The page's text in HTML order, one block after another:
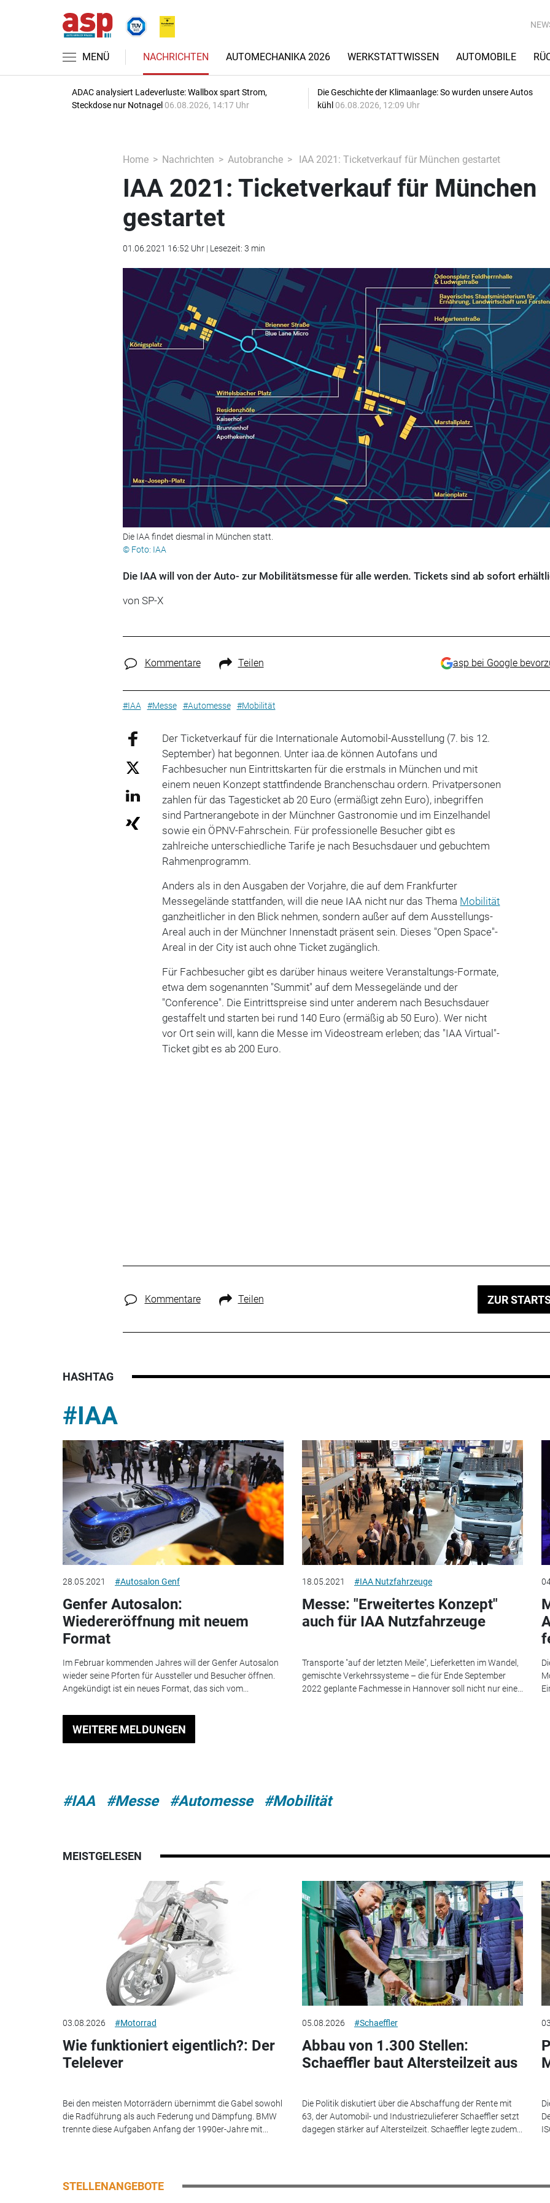
MENÜ NACHRICHTEN AUTOMECHANIKA 2026 WERKSTATTWISSEN AUTOMOBILE
ADAC analysiert Ladeverluste: Wallbox spart Strom,
Steckdose nur Notnagel 06.08.2026, 14:17 Uhr
Die Geschichte der Klimaanlage: So wurden unsere Autos
kühl 06.08.2026, 12:09 Uhr
Home Nachrichten Autobranche IAA 2021: Ticketverkauf für München gestartet
IAA 2021: Ticketverkauf für München
gestartet
01.06.2021 16:52 Uhr | Lesezeit: 3 min
Die IAA findet diesmal in München statt.
© Foto: IAA
Die IAA will von der Auto- zur Mobilitätsmesse für alle werden. Tickets sind ab sofort
von SP-X
Kommentare Teilen asp bei Google
#IAA #Messe #Automesse #Mobilität
Der Ticketverkauf für die Internationale Automobil-Ausstellung (7. bis 12.
September) hat begonnen. Unter iaa.de können Autofans und
Fachbesucher nun Eintrittskarten für die erstmals in München und mit
einem neuen Konzept stattfindende Branchenschau ordern. Privatpersonen
zahlen für das Tagesticket ab 20 Euro (ermäßigt zehn Euro), inbegriffen
sind Partnerangebote in der Münchner Gastronomie und im Einzelhandel
sowie ein ÖPNV-Fahrschein. Für professionelle Besucher gibt es
zahlreiche unterschiedliche Tarife je nach Besuchsdauer und gebuchtem
Rahmenprogramm.
Anders als in den Ausgaben der Vorjahre, die auf dem Frankfurter
Messegelände stattfanden, will die neue IAA nicht nur das Thema Mobilität
ganzheitlicher in den Blick nehmen, sondern außer auf dem Ausstellungs-
Areal auch in der Münchner Innenstadt präsent sein. Dieses "Open Space"-
Areal in der City ist auch ohne Ticket zugänglich.
Für Fachbesucher gibt es darüber hinaus weitere Veranstaltungs-Formate,
etwa dem sogenannten "Summit" auf dem Messegelände und der
"Conference". Die Eintrittspreise sind unter anderem nach Besuchsdauer
gestaffelt und starten bei rund 140 Euro (ermäßig ab 50 Euro). Wer nicht
vor Ort sein will, kann die Messe im Videostream erleben; das "IAA Virtual"-
Ticket gibt es ab 200 Euro.
Kommentare Teilen ZUR
HASHTAG
#IAA
28.05.2021 #Autosalon Genf
Genfer Autosalon:
Wiedereröffnung mit neuem
Format
Im Februar kommenden Jahres will der Genfer Autosalon
wieder seine Pforten für Aussteller und Besucher öffnen.
Angekündigt ist ein neues Format, das sich vom...
18.05.2021 #IAA Nutzfahrzeuge
Messe: "Erweitertes Konzept"
auch für IAA Nutzfahrzeuge
Transporte "auf der letzten Meile", Lieferketten im Wandel,
gemischte Verkehrssysteme – die für Ende September
2022 geplante Fachmesse in Hannover soll nicht nur eine...
WEITERE MELDUNGEN
#IAA #Messe #Automesse #Mobilität
MEISTGELESEN
03.08.2026 #Motorrad
Wie funktioniert eigentlich?: Der
Telelever
Bei den meisten Motorrädern übernimmt die Gabel sowohl
die Radführung als auch Federung und Dämpfung. BMW
trennte diese Aufgaben Anfang der 1990er-Jahre mit...
05.08.2026 #Schaeffler
Abbau von 1.300 Stellen:
Schaeffler baut Altersteilzeit aus
Die Politik diskutiert über die Abschaffung der Rente mit
63, der Automobil- und Industriezulieferer Schaeffler setzt
dagegen stärker auf Altersteilzeit. Schaeffler legte zudem...
STELLENANGEBOTE